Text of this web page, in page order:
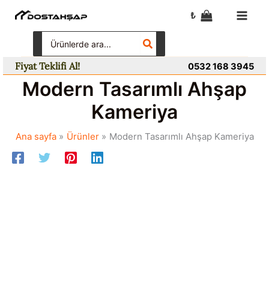
₺
for:
Fiyat Teklifi Al! 0532 168 3945
Modern Tasarımlı Ahşap
Kameriya
Ana sayfa Ürünler Modern Tasarımlı Ahşap Kameriya